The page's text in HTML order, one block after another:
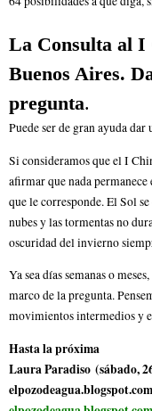
La Consulta al I
Buenos Aires.
pregunta.
Puede ser de gran ayuda
Si consideramos que el I
afirmar que nada
que le corresponde. El Sol
nubes y las tormentas no
oscuridad del invierno
Ya sea días semanas o
marco de la pregunta.
movimientos intermedios y
Hasta la próxima
Laura Paradiso (sábado,